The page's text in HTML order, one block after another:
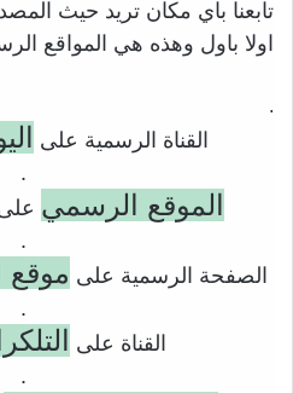
تابعنا باي مكان تريد حيث
اولا باول وهذه هي المواقع
.
القناة الرسمية على
.
الموقع الرسمي
.
الصفحة الرسمية على موقع
.
القناة على
.